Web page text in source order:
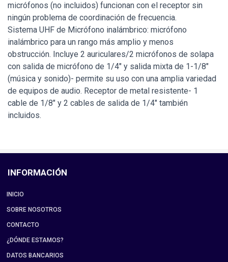
micrófonos (no incluidos) funcionan con el receptor sin
ningún problema de coordinación de frecuencia.
Sistema UHF de Micrófono inalámbrico: micrófono
inalámbrico para un rango más amplio y menos
obstrucción. Incluye 2 auriculares/2 micrófonos de solapa
con salida de micrófono de 1/4" y salida mixta de 1-1/8"
(música y sonido)- permite su uso con una amplia variedad
de equipos de audio. Receptor de metal resistente- 1
cable de 1/8" y 2 cables de salida de 1/4" también
incluidos.
INFORMACIÓN
INICIO
SOBRE NOSOTROS
CONTACTO
¿DÓNDE ESTAMOS?
DATOS BANCARIOS